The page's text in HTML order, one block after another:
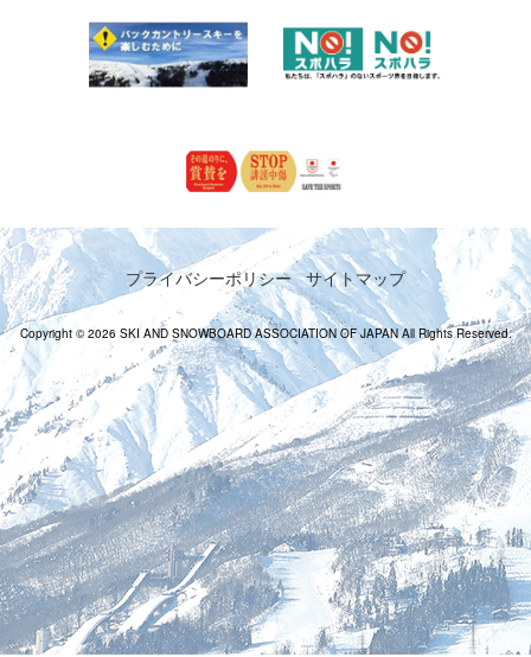
プライバシーポリシー サイトマップ
Copyright © 2026 SKI AND SNOWBOARD ASSOCIATION OF JAPAN All Rights Reserved.